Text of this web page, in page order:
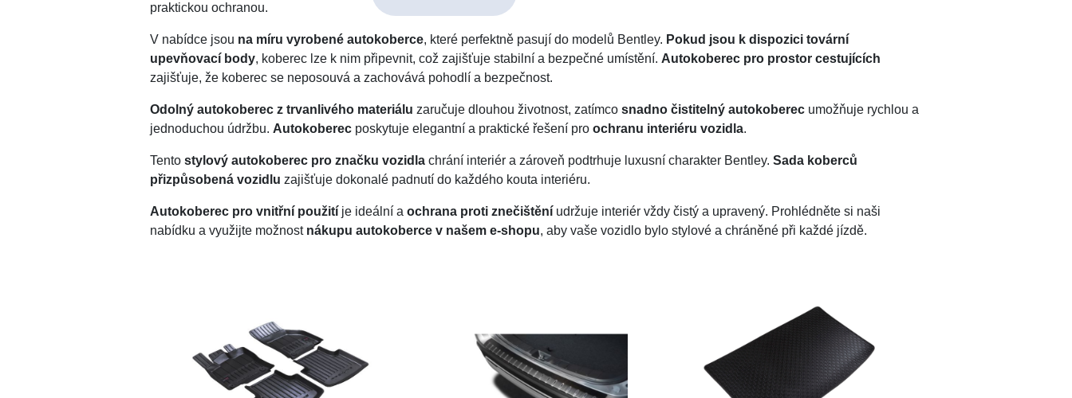
praktickou ochranou.
V nabídce jsou na míru vyrobené autokoberce, které perfektně pasují do modelů Bentley. Pokud jsou k dispozici tovární
upevňovací body, koberec lze k nim připevnit, což zajišťuje stabilní a bezpečné umístění. Autokoberec pro prostor cestujících
zajišťuje, že koberec se neposouvá a zachovává pohodlí a bezpečnost.
Odolný autokoberec z trvanlivého materiálu zaručuje dlouhou životnost, zatímcosnadno čistitelný autokoberec umožňuje rychlou a
jednoduchou údržbu. Autokoberec poskytuje elegantní a praktické řešení proochranu interiéru vozidla.
Tentostylový autokoberec pro značku vozidla chrání interiér a zároveň podtrhuje luxusní charakter Bentley.Sada koberců
přizpůsobená vozidlu zajišťuje dokonalé padnutí do každého kouta interiéru.
Autokoberec pro vnitřní použití je ideální aochrana proti znečištění udržuje interiér vždy čistý a upravený. Prohlédněte si naši
nabídku a využijte možnost nákupu autokoberce v našem e-shopu, aby vaše vozidlo bylo stylové a chráněné při každé jízdě.